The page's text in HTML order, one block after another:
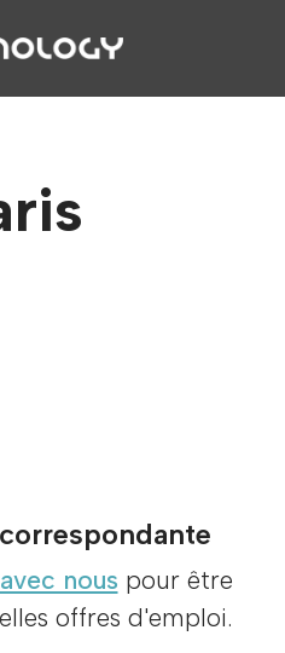
nous pour être
offres d'emploi.